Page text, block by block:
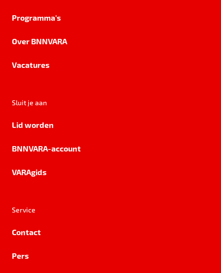
Programma's
Over BNNVARA
Vacatures
Sluit je aan
Lid worden
BNNVARA-account
VARAgids
Service
Contact
Pers